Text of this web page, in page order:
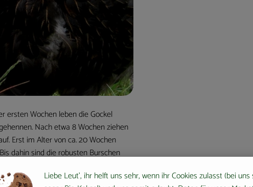
ersten Wochen leben die Gockel
Nach etwa 8 Wochen ziehen
Erst im Alter von ca. 20 Wochen
dahin sind die robusten Burschen
Liebe Leut', ihr helft uns sehr, wenn ihr Cookies zulasst (bei uns